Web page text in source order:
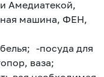
Амедиатекой,
машина, ФЕН,
-посуда для
ваза;